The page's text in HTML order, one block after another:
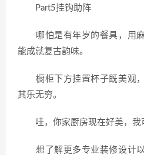
Part5挂钩助阵
哪怕是有年岁的餐具，用麻
能成就复古韵味。
橱柜下方挂置杯子既美观，
其乐无穷。
哇，你家厨房现在好美，我
想了解更多专业装修设计以